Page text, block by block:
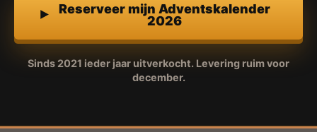
Reserveer mijn Adventskalender
2026
Sinds 2021 ieder jaar uitverkocht. Levering ruim voor
december.